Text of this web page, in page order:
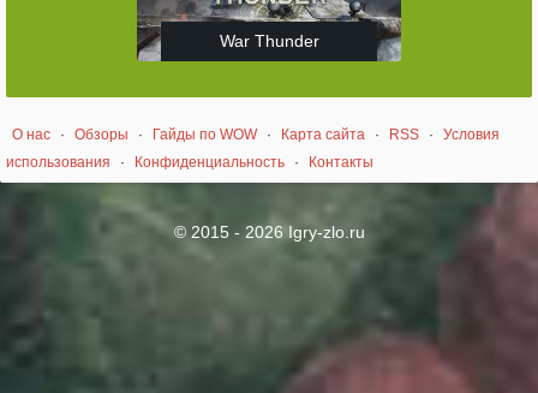
War Thunder
О нас · Обзоры · Гайды по WOW · Карта сайта · RSS ·
Условия
использования
· Конфиденциальность · Контакты
© 2015 - 2026 Igry-zlo.ru